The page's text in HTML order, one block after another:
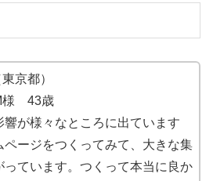
京都）
様 43歳
響が様々なところに出ています
ページをつくってみて、大きな集
っています。つくって本当に良か